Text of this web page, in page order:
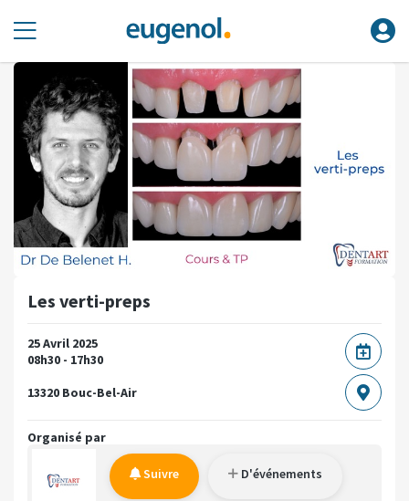
Les verti-preps
25 Avril 2025
08h30 - 17h30
13320 Bouc-Bel-Air
Organisé par
Suivre D'événements